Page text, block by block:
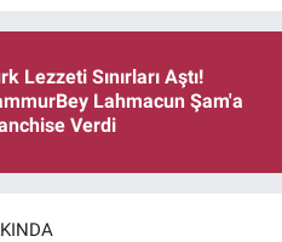
Lezzeti Sınırları Aştı!
Lahmacun Şam'a
Verdi